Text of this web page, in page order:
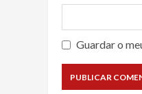
Guardar o